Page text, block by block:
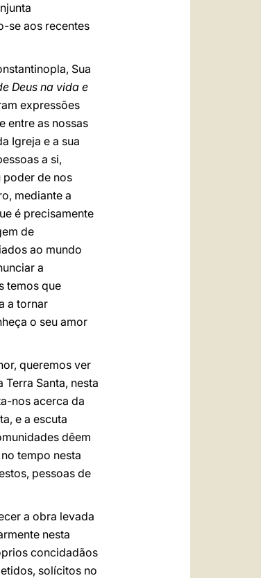
se aos recentes
Sua
Deus na vida e
expressões
entre as nossas
Igreja e a sua
a si,
poder de nos
mediante a
é precisamente
de
ao mundo
a
temos que
a tornar
o seu amor
queremos ver
Santa, nesta
nos acerca da
e a escuta
dêem
tempo nesta
pessoas de
a obra levada
nesta
concidadãos
solícitos no